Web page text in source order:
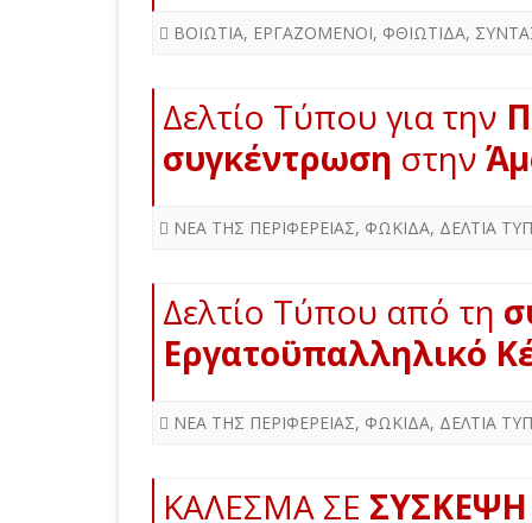
ΒΟΙΩΤΙΑ, ΕΡΓΑΖΟΜΕΝΟΙ, ΦΘΙΩΤΙΔΑ,
Δελτίο Τύπου για την
συγκέντρωση στην
ΝΕΑ ΤΗΣ ΠΕΡΙΦΕΡΕΙΑΣ, ΦΩΚΙΔΑ, ΔΕΛΤΙΑ
Δελτίο Τύπου από τη
Εργατοϋπαλληλικό
ΝΕΑ ΤΗΣ ΠΕΡΙΦΕΡΕΙΑΣ, ΦΩΚΙΔΑ, ΔΕΛΤΙΑ
ΚΑΛΕΣΜΑ ΣΕ